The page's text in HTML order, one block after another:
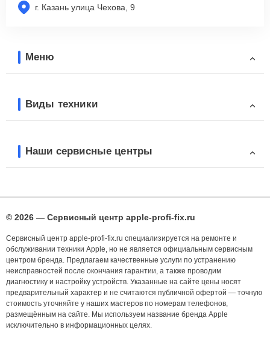
г. Казань улица Чехова, 9
Меню
Виды техники
Наши сервисные центры
© 2026 — Сервисный центр apple-profi-fix.ru
Сервисный центр apple-profi-fix.ru специализируется на ремонте и
обслуживании техники Apple, но не является официальным сервисным
центром бренда. Предлагаем качественные услуги по устранению
неисправностей после окончания гарантии, а также проводим
диагностику и настройку устройств. Указанные на сайте цены носят
предварительный характер и не считаются публичной офертой — точную
стоимость уточняйте у наших мастеров по номерам телефонов,
размещённым на сайте. Мы используем название бренда Apple
исключительно в информационных целях.